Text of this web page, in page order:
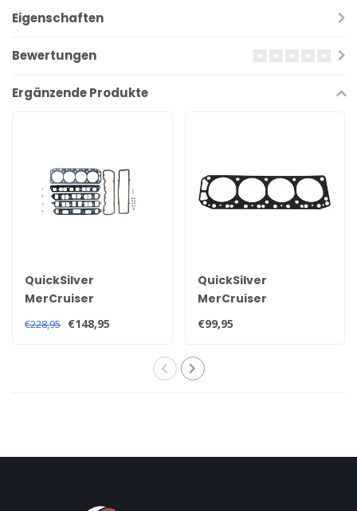
Eigenschaften
Bewertungen
Ergänzende Produkte
QuickSilver
MerCruiser
Kopfdichtungssatz
für 2,5 und 3,0 Liter
€228,95 €148,95
QuickSilver
MerCruiser
Kopfdichtung für 2,5
und 3,0 Liter Motoren
€99,95